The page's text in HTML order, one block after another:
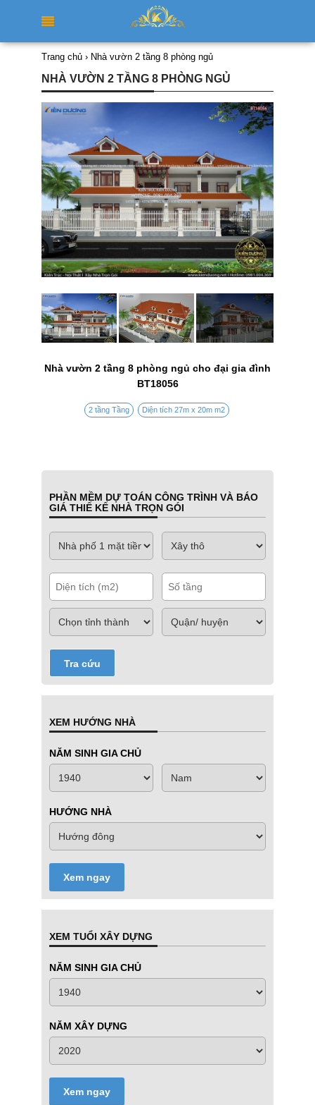
Trang chủ › Nhà vườn 2 tầng 8 phòng ngủ
NHÀ VƯỜN 2 TẦNG 8 PHÒNG NGỦ
Nhà vườn 2 tầng 8 phòng ngủ cho đại gia đình
BT18056
2 tầng Tầng Diện tích 27m x 20m m2
PHẦN MỀM DỰ TOÁN CÔNG TRÌNH VÀ BÁO
GIÁ THIẾ KẾ NHÀ TRỌN GÓI
Tra cứu
XEM HƯỚNG NHÀ
NĂM SINH GIA CHỦ
HƯỚNG NHÀ
Xem ngay
XEM TUỔI XÂY DỰNG
NĂM SINH GIA CHỦ
NĂM XÂY DỰNG
Xem ngay